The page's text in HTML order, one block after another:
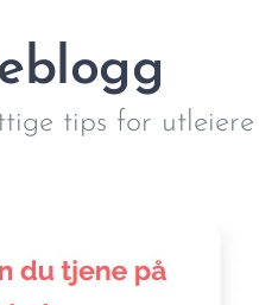
tips for utleiere